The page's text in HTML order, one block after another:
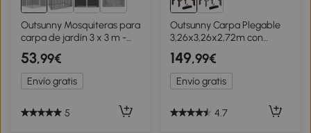
2+
Outsunny Mosquiteras para
carpa de jardín 3 x 3 m -
lote de 4 mosquiteras con
cremallera + ganchos de
sujeción - poliéster nailon
53,99€
Envío gratis
5
Outsunny Carpa Plegable
3,26x3,26x2,72m con
Doble Techo Altura
Ajustable Mosquiteras
Protección UV30+ y Bolsa
de Transporte Beige
149,99€
Envío gratis
4.7